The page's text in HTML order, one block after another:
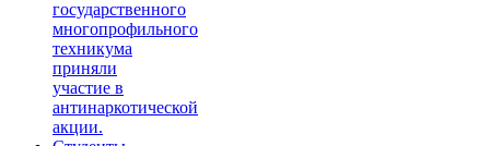
государственного
многопрофильного
техникума
приняли
участие в
антинаркотической
акции.